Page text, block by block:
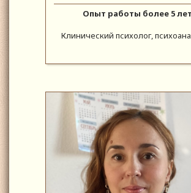
Опыт работы более 5 лет
Клинический психолог,